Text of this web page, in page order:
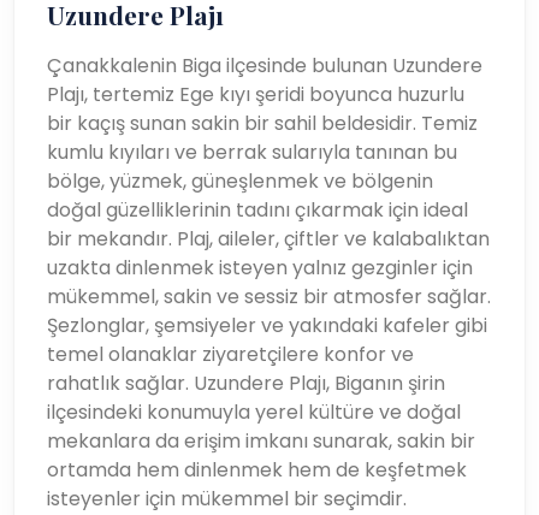
Uzundere Plajı
Çanakkalenin Biga ilçesinde bulunan Uzundere
Plajı, tertemiz Ege kıyı şeridi boyunca huzurlu
bir kaçış sunan sakin bir sahil beldesidir. Temiz
kumlu kıyıları ve berrak sularıyla tanınan bu
bölge, yüzmek, güneşlenmek ve bölgenin
doğal güzelliklerinin tadını çıkarmak için ideal
bir mekandır. Plaj, aileler, çiftler ve kalabalıktan
uzakta dinlenmek isteyen yalnız gezginler için
mükemmel, sakin ve sessiz bir atmosfer sağlar.
Şezlonglar, şemsiyeler ve yakındaki kafeler gibi
temel olanaklar ziyaretçilere konfor ve
rahatlık sağlar. Uzundere Plajı, Biganın şirin
ilçesindeki konumuyla yerel kültüre ve doğal
mekanlara da erişim imkanı sunarak, sakin bir
ortamda hem dinlenmek hem de keşfetmek
isteyenler için mükemmel bir seçimdir.